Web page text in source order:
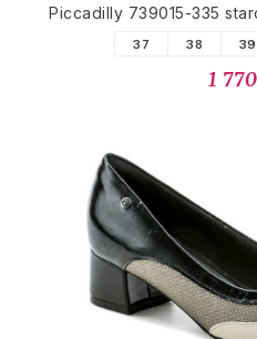
Piccadilly 739015-335
37 38 39
1